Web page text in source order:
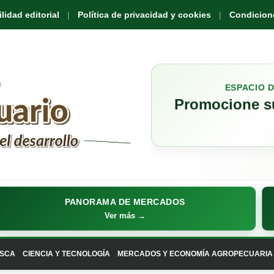
editorial Política de privacidad y cookies
ESPACIO
Promocione
PANORAMA DE MERCADOS
Ver más →
CIENCIA Y TECNOLOGÍA MERCADOS Y ECONOMÍA AGROPECUARIA